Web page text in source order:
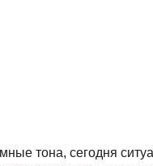
тона, сегодня